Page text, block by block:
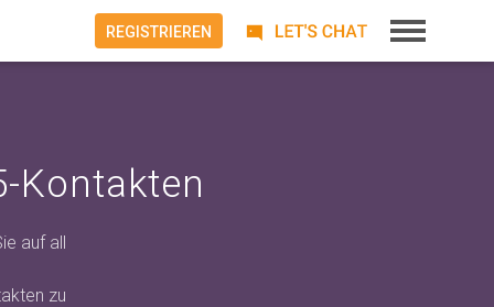
Kontakten
auf all
zu
REGISTRIEREN